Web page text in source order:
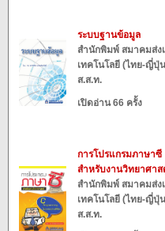
ระบบฐานข้อมูล
สำนักพิมพ์ สมาคมส่ง
เทคโนโลยี (ไทย-ญี่ปุ่
ส.ส.ท.
เปิดอ่าน 66 ครั้ง
การโปรแกรมภาษาซี
สำหรับงานวิทยาศาส
สำนักพิมพ์ สมาคมส่ง
เทคโนโลยี (ไทย-ญี่ปุ่
ส.ส.ท.